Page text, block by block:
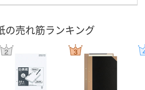
の売れ筋ランキング